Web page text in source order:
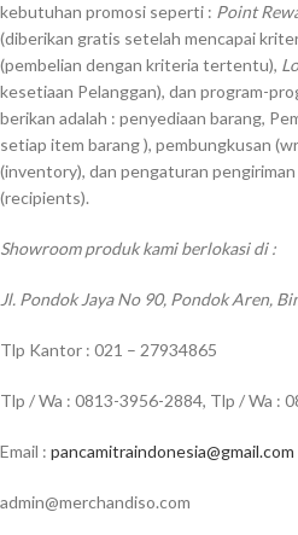
kebutuhan promosi seperti : Point
(diberikan gratis setelah mencapai
(pembelian dengan kriteria tertentu),
kesetiaan Pelanggan), dan program-
berikan adalah : penyediaan barang,
setiap item barang ), pembungkusan
(inventory), dan pengaturan
(recipients).
Showroom produk kami berlokasi di :
Jl. Pondok Jaya No 90, Pondok Aren,
Tlp Kantor : 021 – 27934865
Tlp / Wa : 0813-3956-2884, Tlp / Wa :
Email : pancamitraindonesia@gmail.com
admin@merchandiso.com